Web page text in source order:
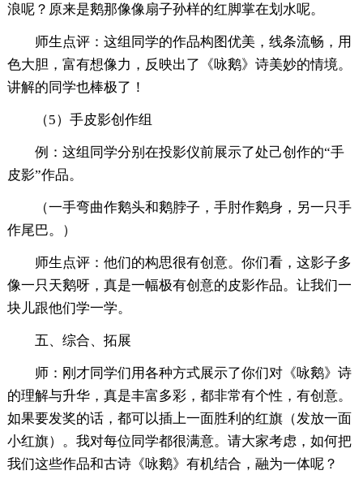
浪呢？原来是鹅那像像扇子孙样的红脚掌在划水呢。
师生点评：这组同学的作品构图优美，线条流畅，用
色大胆，富有想像力，反映出了《咏鹅》诗美妙的情境。
讲解的同学也棒极了！
（5）手皮影创作组
例：这组同学分别在投影仪前展示了处己创作的“手
皮影”作品。
（一手弯曲作鹅头和鹅脖子，手肘作鹅身，另一只手
作尾巴。）
师生点评：他们的构思很有创意。你们看，这影子多
像一只天鹅呀，真是一幅极有创意的皮影作品。让我们一
块儿跟他们学一学。
五、综合、拓展
师：刚才同学们用各种方式展示了你们对《咏鹅》诗
的理解与升华，真是丰富多彩，都非常有个性，有创意。
如果要发奖的话，都可以插上一面胜利的红旗（发放一面
小红旗）。我对每位同学都很满意。请大家考虑，如何把
我们这些作品和古诗《咏鹅》有机结合，融为一体呢？